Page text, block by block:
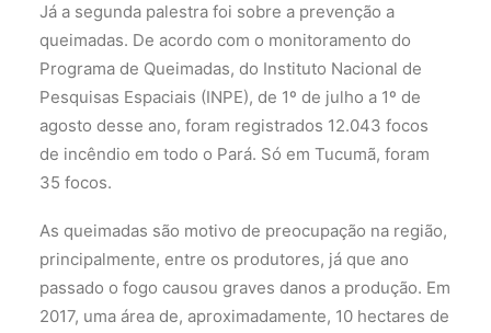
Já a segunda palestra foi sobre a prevenção a
queimadas. De acordo com o monitoramento do
Programa de Queimadas, do Instituto Nacional de
Pesquisas Espaciais (INPE), de 1º de julho a 1º de
agosto desse ano, foram registrados 12.043 focos
de incêndio em todo o Pará. Só em Tucumã, foram
35 focos.
As queimadas são motivo de preocupação na região,
principalmente, entre os produtores, já que ano
passado o fogo causou graves danos a produção. Em
2017, uma área de, aproximadamente, 10 hectares de